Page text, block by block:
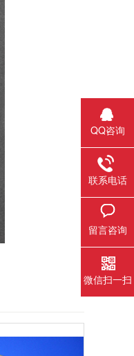
QQ咨询
联系电话
留言咨询
微信扫一扫